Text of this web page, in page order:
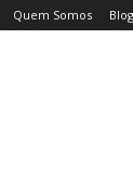
Quem Somos Blog